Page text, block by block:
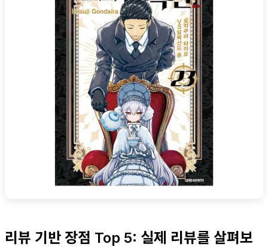
리뷰 기반 장점 Top 5: 실제 리뷰를 살펴보